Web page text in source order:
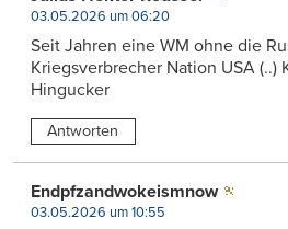
03.05.2026 um 06:20
Seit Jahren eine WM ohne die
Kriegsverbrecher Nation USA (..)
Hingucker
Antworten
Endpfzandwokeismnow
03.05.2026 um 10:55